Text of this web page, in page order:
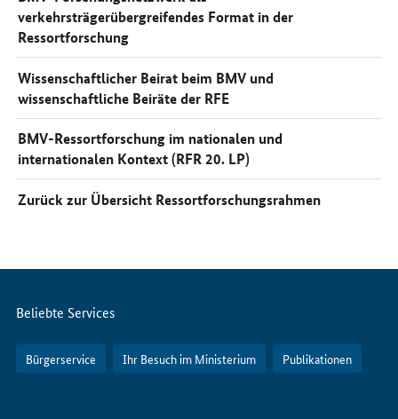
verkehrsträgerübergreifendes Format in der
Ressortforschung
Wissenschaftlicher Beirat beim BMV und
wissenschaftliche Beiräte der RFE
BMV-Ressortforschung im nationalen und
internationalen Kontext (RFR 20. LP)
Zurück zur Übersicht Ressortforschungsrahmen
Servicemenü
Beliebte Services
Bürgerservice Ihr Besuch im Ministerium Publikationen